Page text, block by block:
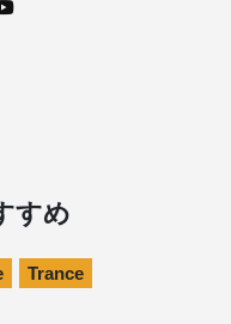
すめ
Trance